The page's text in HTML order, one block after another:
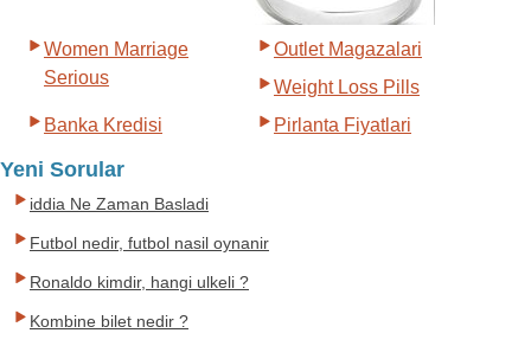
Women Marriage
Serious
Outlet Magazalari
Weight Loss Pills
Banka Kredisi
Pirlanta Fiyatlari
Yeni Sorular
iddia Ne Zaman Basladi
Futbol nedir, futbol nasil oynanir
Ronaldo kimdir, hangi ulkeli ?
Kombine bilet nedir ?